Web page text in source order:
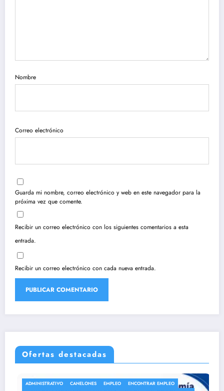
Nombre
Correo electrónico
Guarda mi nombre, correo electrónico y web en este navegador para la
próxima vez que comente.
Recibir un correo electrónico con los siguientes comentarios a esta
entrada.
Recibir un correo electrónico con cada nueva entrada.
Ofertas destacadas
EMPLEO
ENCONTRAR EMPLEO
ANEP
AUXILIAR DE